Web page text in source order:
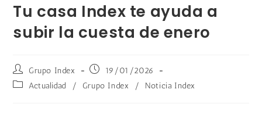
Tu casa Index te ayuda a
subir la cuesta de enero
Grupo Index
19/01/2026
Actualidad
/ Grupo Index / Noticia Index